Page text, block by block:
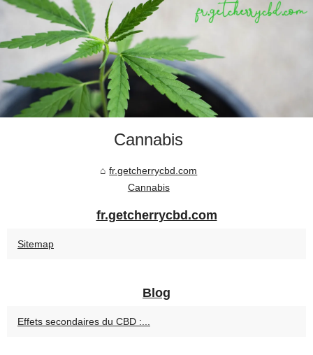
Cannabis
fr.getcherrycbd.com
Cannabis
fr.getcherrycbd.com
Sitemap
Blog
Effets secondaires du CBD :...